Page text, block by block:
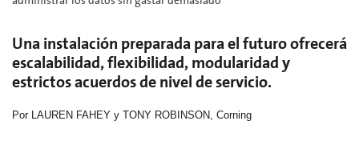
Una instalación preparada para el futuro ofrecerá
escalabilidad, flexibilidad, modularidad y
estrictos acuerdos de nivel de servicio.
Por LAUREN FAHEY y TONY ROBINSON, Corning